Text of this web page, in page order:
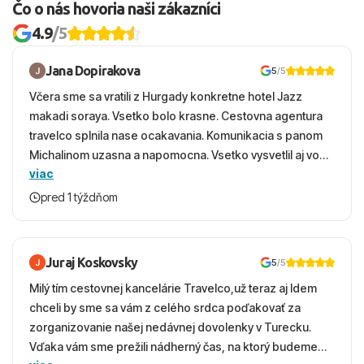
Čo o nás hovoria naši zákazníci
4.9/5
Jana Dopirakova 5/5
Včera sme sa vratili z Hurgady konkretne hotel Jazz
makadi soraya. Vsetko bolo krasne. Cestovna agentura
travelco splnila nase ocakavania. Komunikacia s panom
Michalinom uzasna a napomocna. Vsetko vysvetlil aj vo
vecernych hodinach zaco sa ospravedlnujem. Hotel
krasny, cisty. Sluzby top. Strava, prostredie, more,
viac
pred 1 týždňom
Juraj Koskovsky 5/5
Milý tím cestovnej kancelárie Travelco,už teraz aj Idem
chceli by sme sa vám z celého srdca poďakovať za
zorganizovanie našej nedávnej dovolenky v Turecku.
Vďaka vám sme prežili nádherný čas, na ktorý budeme